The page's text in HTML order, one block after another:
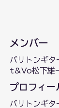
メンバー
バリトンギ
t&Vo松下雄
プロフィー
バリトンギタ